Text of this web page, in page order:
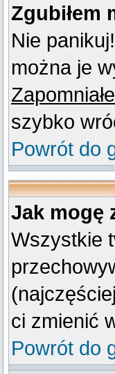
Zgubiłem
Nie
można je
szybko
Powrót do
Jak mogę
Wszystkie
ci zmienić
Powrót do